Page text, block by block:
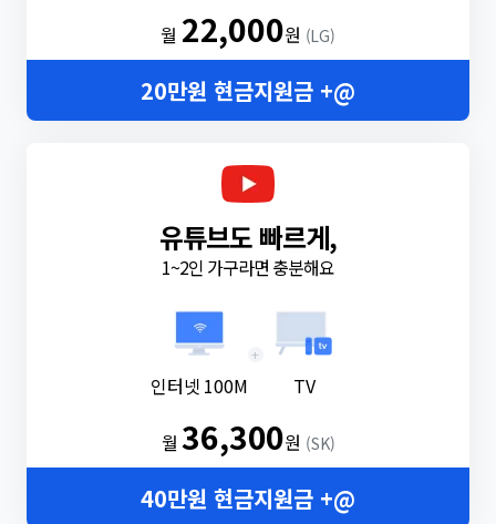
월 22,000원 (LG)
20만원 현금지원금 +@
유튜브도 빠르게,
1~2인 가구라면 충분해요
인터넷 100M
+
TV
월36,300원 (SK)
40만원 현금지원금 +@